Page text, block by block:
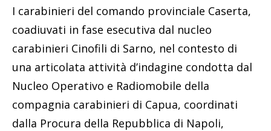
I carabinieri del comando provinciale Caserta,
coadiuvati in fase esecutiva dal nucleo
carabinieri Cinofili di Sarno, nel contesto di
una articolata attività d’indagine condotta dal
Nucleo Operativo e Radiomobile della
compagnia carabinieri di Capua, coordinati
dalla Procura della Repubblica di Napoli,